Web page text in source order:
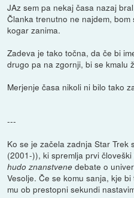
JAz sem pa nekaj časa nazaj
Članka trenutno ne najdem,
kogar zanima.
Zadeva je tako točna, da če bi
drugo pa na zgornji, bi se kmalu
Merjenje časa nikoli ni bilo tako
---
Ko se je začela zadnja Star Trek
(2001-)), ki spremlja prvi človeški
hudo znanstvene debate o
Vesolje. Če se komu sanja, kje
mu ob prestopni sekundi